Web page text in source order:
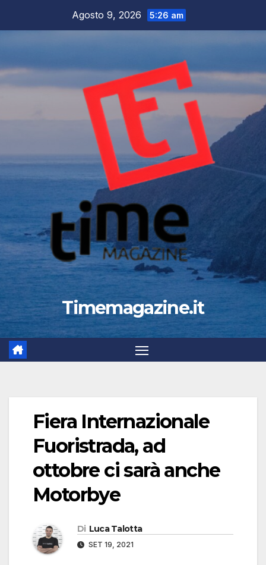
Agosto 9, 2026 5:26 am
Timemagazine.it
Fiera Internazionale
Fuoristrada, ad
ottobre ci sarà anche
Motorbye
Di Luca Talotta
SET 19, 2021